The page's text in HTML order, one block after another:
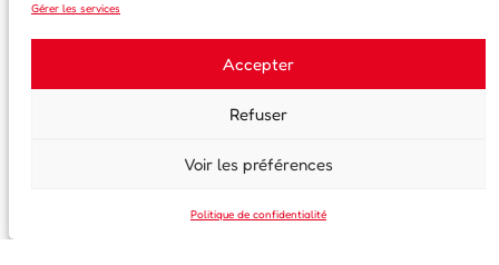
Gérer les services
Accepter
Refuser
Voir les préférences
Politique de confidentialité